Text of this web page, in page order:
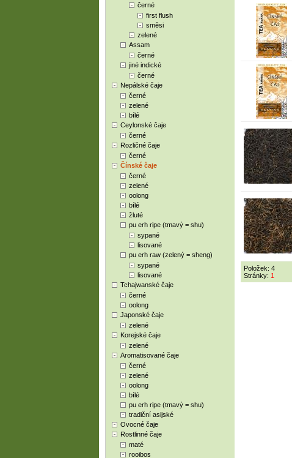
černé
first flush
směsi
zelené
Assam
černé
jiné indické
černé
Nepálské čaje
černé
zelené
bílé
Ceylonské čaje
černé
Rozličné čaje
černé
Čínské čaje
černé
zelené
oolong
bílé
žluté
pu erh ripe (tmavý = shu)
sypané
lisované
pu erh raw (zelený = sheng)
sypané
lisované
Tchajwanské čaje
černé
oolong
Japonské čaje
zelené
Korejské čaje
zelené
Aromatisované čaje
černé
zelené
oolong
bílé
pu erh ripe (tmavý = shu)
tradiční asijské
Ovocné čaje
Rostlinné čaje
maté
rooibos
Položek: 4
Stránky: 1